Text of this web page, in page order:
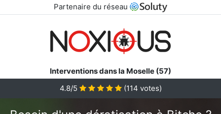
Partenaire du réseau
Interventions dans la Moselle (57)
4.8/5 (114 votes)